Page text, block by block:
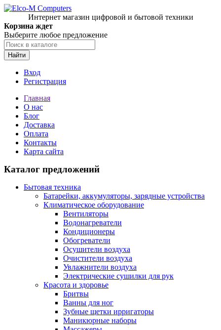
Интернет магазин цифровой и бытовой техники
Корзина ждет
Выберите любое предложение
Найти
Вход
Регистрация
Главная
О нас
Блог
Доставка
Оплата
Контакты
Карта сайта
Каталог предложений
Бытовая техника
Батарейки, аккумуляторы, зарядные устройства
Климатическое оборудование
Вентиляторы
Водонагреватели
Кондиционеры
Обогреватели
Осушители воздуха
Очистители воздуха
Увлажнители воздуха
Электрические сушилки для рук
Красота и здоровье
Бритвы
Ванны для ног
Зубные щетки ирригаторы
Маникюрные наборы